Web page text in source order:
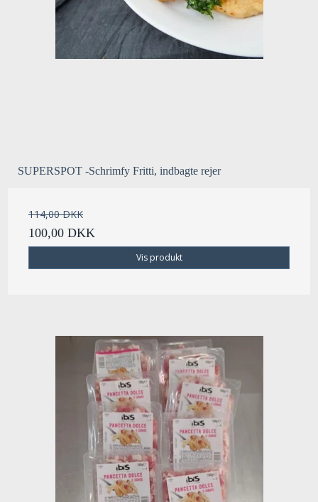
SUPERSPOT -Schrimfy Fritti, indbagte rejer
114,00 DKK
100,00 DKK
Vis produkt